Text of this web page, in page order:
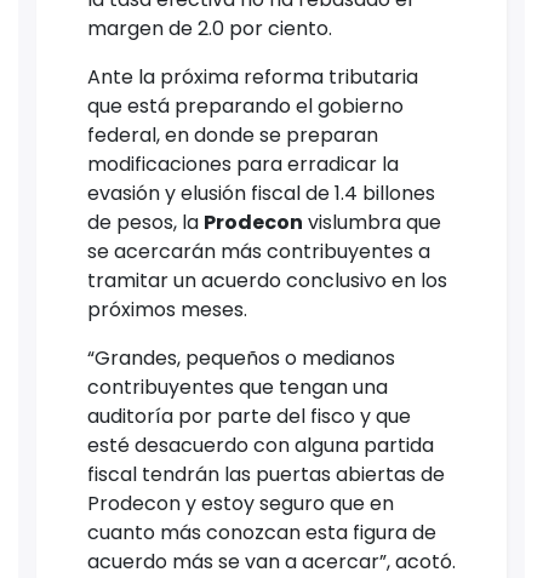
margen de 2.0 por ciento.
Ante la próxima reforma tributaria
que está preparando el gobierno
federal, en donde se preparan
modificaciones para erradicar la
evasión y elusión fiscal de 1.4 billones
de pesos, la Prodecon vislumbra que
se acercarán más contribuyentes a
tramitar un acuerdo conclusivo en los
próximos meses.
“Grandes, pequeños o medianos
contribuyentes que tengan una
auditoría por parte del fisco y que
esté desacuerdo con alguna partida
fiscal tendrán las puertas abiertas de
Prodecon y estoy seguro que en
cuanto más conozcan esta figura de
acuerdo más se van a acercar”, acotó.